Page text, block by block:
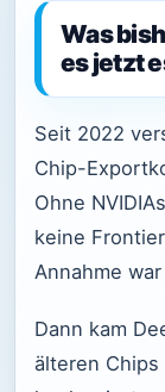
Was
es jetzt
Seit 2022
Chip-
Ohne
keine
Annahme
Dann kam
älteren